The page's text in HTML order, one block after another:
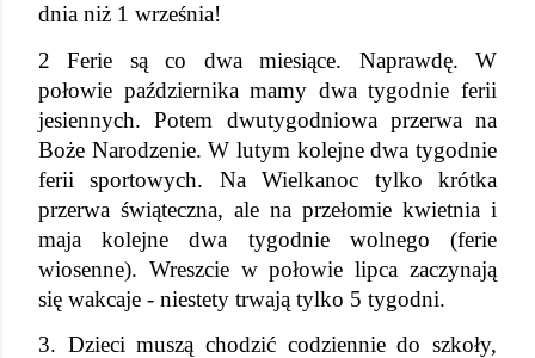
dnia niż 1 września!
2 Ferie są co dwa miesiące. Naprawdę. W
połowie października mamy dwa tygodnie ferii
jesiennych. Potem dwutygodniowa przerwa na
Boże Narodzenie. W lutym kolejne dwa tygodnie
ferii sportowych. Na Wielkanoc tylko krótka
przerwa świąteczna, ale na przełomie kwietnia i
maja kolejne dwa tygodnie wolnego (ferie
wiosenne). Wreszcie w połowie lipca zaczynają
się wakcaje - niestety trwają tylko 5 tygodni.
3. Dzieci muszą chodzić codziennie do szkoły,